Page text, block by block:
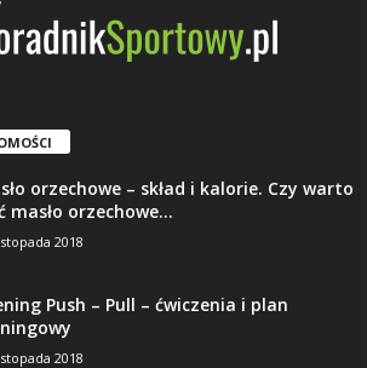
orzechowe – skład i kalorie. Czy warto
masło orzechowe...
2018
Push – Pull – ćwiczenia i plan
2018